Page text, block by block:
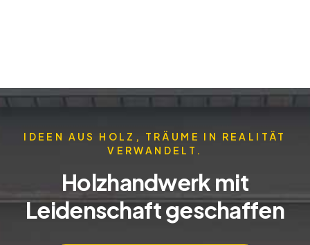
IDEEN AUS HOLZ, TRÄUME IN REALITÄT
VERWANDELT.
Holzhandwerk mit
Leidenschaft geschaffen